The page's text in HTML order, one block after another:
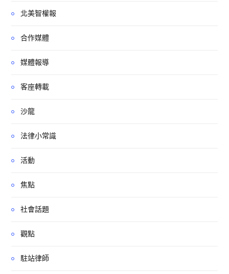
北美智權報
合作媒體
媒體報導
客座轉載
沙龍
法律小常識
活動
焦點
社會話題
觀點
駐站律師